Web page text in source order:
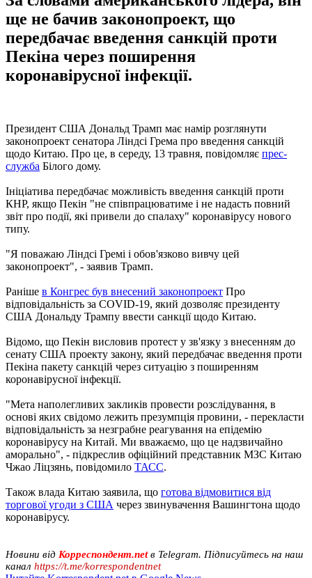
ще не бачив законопроект, що
передбачає введення санкцій проти
Пекіна через поширення
коронавірусної інфекції.
Президент США Дональд Трамп має намір розглянути
законопроект сенатора Ліндсі Грема про введення санкцій
щодо Китаю. Про це, в середу, 13 травня, повідомляє прес-
служба Білого дому.
Ініціатива передбачає можливість введення санкцій проти
КНР, якщо Пекін "не співпрацюватиме і не надасть повний
звіт про події, які привели до спалаху" коронавірусу нового
типу.
"Я поважаю Ліндсі Гремі і обов'язково вивчу цей
законопроект", - заявив Трамп.
Раніше в Конгрес був внесений законопроект Про
відповідальність за COVID-19, який дозволяє президенту
США Дональду Трампу ввести санкції щодо Китаю.
Відомо, що Пекін висловив протест у зв'язку з внесенням до
сенату США проекту закону, який передбачає введення проти
Пекіна пакету санкцій через ситуацію з поширенням
коронавірусної інфекції.
"Мета наполегливих закликів провести розслідування, в
основі яких свідомо лежить презумпція провини, - перекласти
відповідальність за незграбне реагування на епідемію
коронавірусу на Китай. Ми вважаємо, що це надзвичайно
аморально", - підкреслив офіційний представник МЗС Китаю
Чжао Ліцзянь, повідомило ТАСС.
Також влада Китаю заявила, що готова відмовитися від
торгової угоди з США через звинувачення Вашингтона щодо
коронавірусу.
Новини від Корреспондент.netв Telegram. Підписуйтесь на наш
канал https://t.me/korrespondentnet